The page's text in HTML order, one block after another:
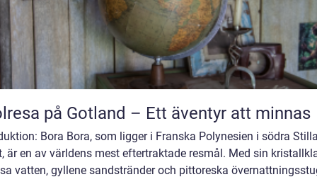
på Gotland – Ett äventyr att minnas
Bora Bora, som ligger i Franska Polynesien i södra
är en av världens mest eftertraktade resmål. Med sin
vatten, gyllene sandstränder och pittoreska